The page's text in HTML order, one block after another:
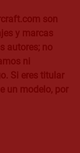
son
y marcas
autores; no
ni
Si eres titular
un modelo, por